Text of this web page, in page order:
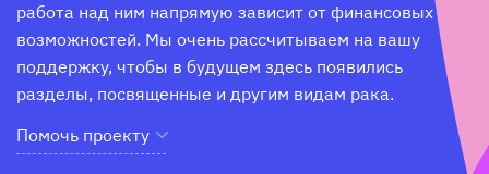
работа над ним напрямую зависит от финансовых
возможностей. Мы очень рассчитываем на вашу
поддержку, чтобы в будущем здесь появились
разделы, посвященные и другим видам рака.
Помочь проекту